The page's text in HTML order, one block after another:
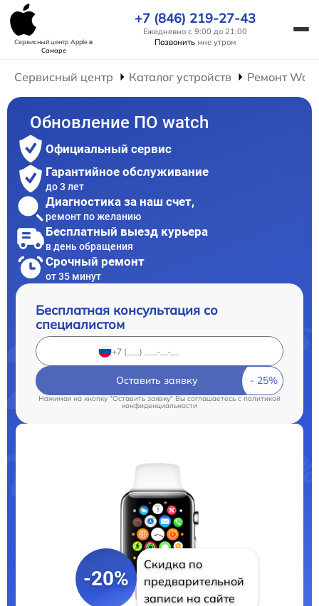
Сервисный центр Appleв
Самаре
+7 (846) 219-27-43
Ежедневно с 9:00 до 21:00
Позвонить мне утром
Сервисный центр Каталог устройств Ремонт
Обновление ПО watch
Официальный сервис
Гарантийное обслуживание
до 3 лет
Диагностика за наш счет,
ремонт по желанию
Бесплатный выезд курьера
в день обращения
Срочный ремонт
от 35 минут
Бесплатная консультация со
специалистом
Оставить заявку
Нажимая на кнопку "Оставить заявку" Вы соглашаетесь cполитикой
конфиденциальности
-20%
Скидка по
предварительной
записи на сайте